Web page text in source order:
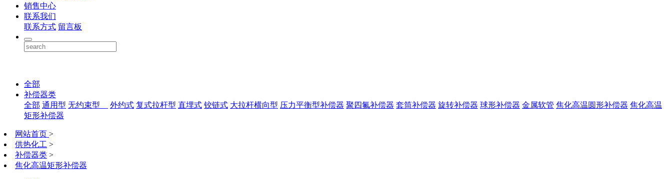
销售中心
联系我们
联系方式 留言板
全部
补偿器类
全部 通用型 无约束型 外约式 复式拉杆型 直埋式 铰链式 大拉杆横向型 压力平衡型补偿器 聚四氟补偿器 套筒补偿器 旋转补偿器 球形补偿器 金属软管 焦化高温圆形补偿器 焦化高温
矩形补偿器
网站首页 >
供热化工 >
补偿器类 >
焦化高温矩形补偿器